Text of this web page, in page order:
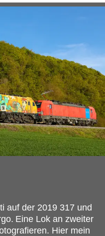
auf der 2019 317 und
Eine Lok an zweiter
Hier mein